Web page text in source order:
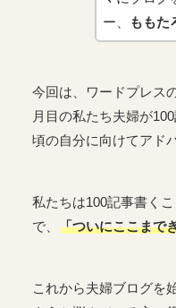
ー、
ももた
今回は、ワードプレス
月目の私たち夫婦が
頃の自分に向けてアド
私たちは100記事書く
で、 「ついにここまで
これから夫婦ブログを